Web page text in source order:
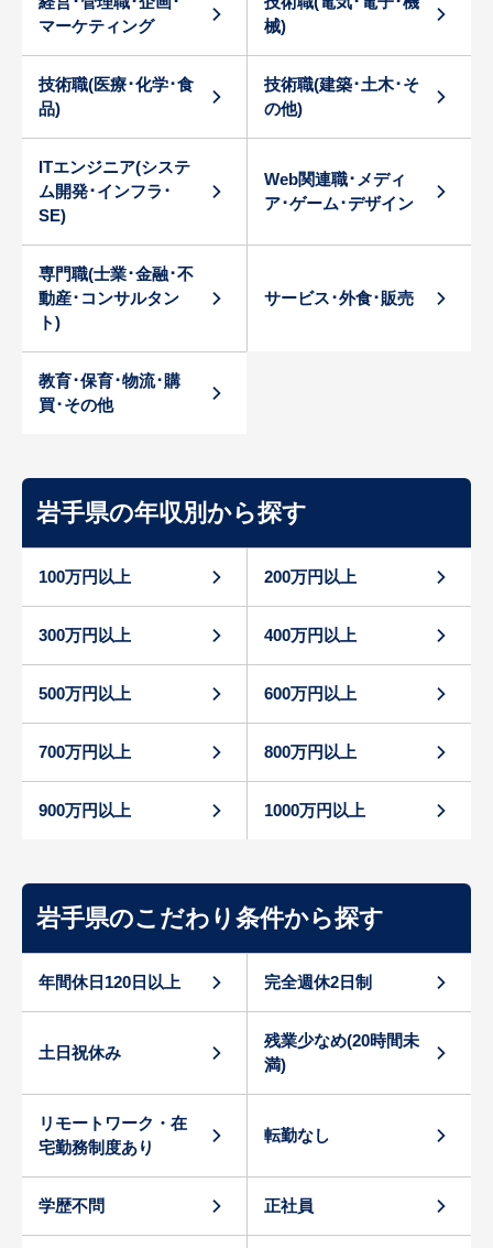
マーケティング
械)
技術職(医療･化学･食
品)
技術職(建築･土木･そ
の他)
ITエンジニア(システ
ム開発･インフラ･
SE)
Web関連職･メディ
ア･ゲーム･デザイン
専門職(士業･金融･不
動産･コンサルタン
ト)
サービス･外食･販売
教育･保育･物流･購
買･その他
岩手県の年収別から探す
100万円以上 200万円以上
300万円以上 400万円以上
500万円以上 600万円以上
700万円以上 800万円以上
900万円以上 1000万円以上
岩手県のこだわり条件から探す
年間休日120日以上 完全週休2日制
土日祝休み
残業少なめ(20時間未
満)
リモートワーク・在
宅勤務制度あり
転勤なし
学歴不問 正社員